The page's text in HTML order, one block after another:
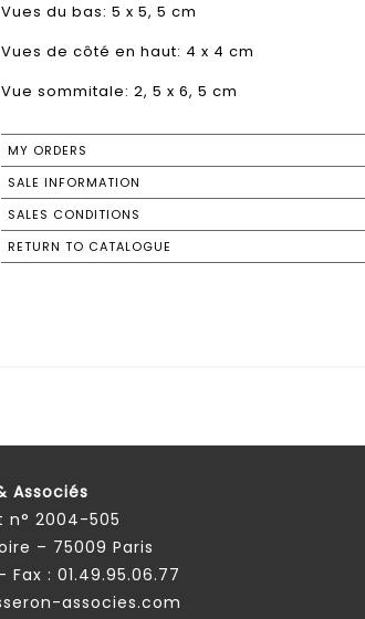
Vues du bas: 5 x 5, 5 cm
Vues de côté en haut: 4 x 4 cm
Vue sommitale: 2, 5 x 6, 5 cm
MY ORDERS
SALE INFORMATION
SALES CONDITIONS
RETURN TO CATALOGUE
Associés
n° 2004-505
– 75009 Paris
Fax : 01.49.95.06.77
associes.com